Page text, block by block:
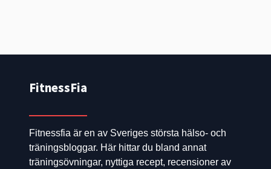
FitnessFia
Fitnessfia är en av Sveriges största hälso- och
träningsbloggar. Här hittar du bland annat
träningsövningar, nyttiga recept, recensioner av